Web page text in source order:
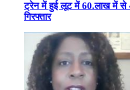
ट्रेन में हुई लूट में 60.लाख में से
गिरफ्तार